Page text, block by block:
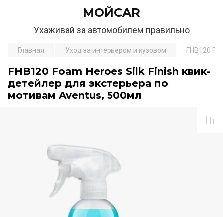
МОЙCAR
Ухаживай за автомобилем правильно
Главная Уход за интерьером и кузовом FHB120
FHB120 Foam Heroes Silk Finish квик-
детейлер для экстерьера по
мотивам Aventus, 500мл